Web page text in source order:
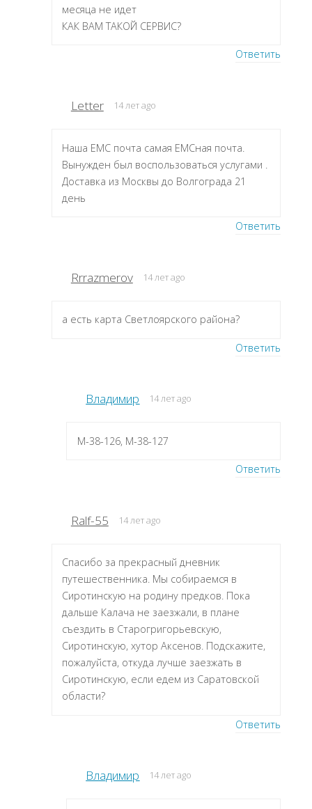
месяца не идет
КАК ВАМ ТАКОЙ СЕРВИС?
Ответить
Letter 14 лет ago
Наша ЕМС почта самая ЕМСная почта.
Вынужден был воспользоваться услугами .
Доставка из Москвы до Волгограда 21
день
Ответить
Rrrazmerov 14 лет ago
а есть карта Светлоярского района?
Ответить
Владимир 14 лет ago
M-38-126, M-38-127
Ответить
Ralf-55 14 лет ago
Спасибо за прекрасный дневник
путешественника. Мы собираемся в
Сиротинскую на родину предков. Пока
дальше Калача не заезжали, в плане
съездить в Старогригорьевскую,
Сиротинскую, хутор Аксенов. Подскажите,
пожалуйста, откуда лучше заезжать в
Сиротинскую, если едем из Саратовской
области?
Ответить
Владимир 14 лет ago